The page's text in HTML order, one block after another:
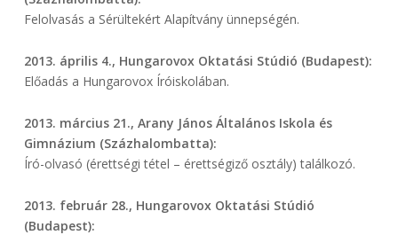
Felolvasás a Sérültekért Alapítvány ünnepségén.
2013. április 4., Hungarovox Oktatási Stúdió (Budapest):
Előadás a Hungarovox Íróiskolában.
2013. március 21., Arany János Általános Iskola és
Gimnázium (Százhalombatta):
Író-olvasó (érettségi tétel – érettségiző osztály) találkozó.
2013. február 28., Hungarovox Oktatási Stúdió
(Budapest):